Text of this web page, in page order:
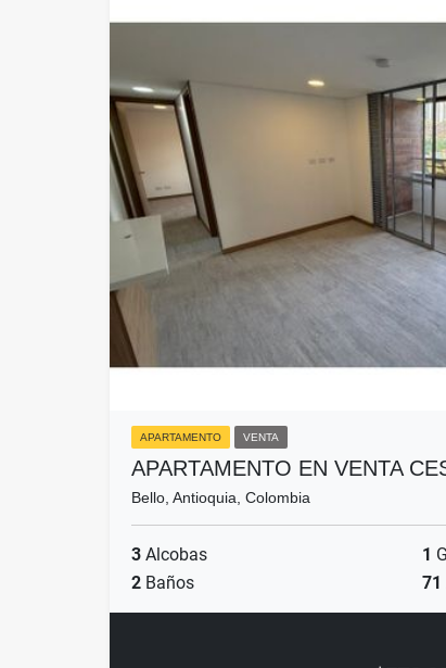
APARTAMENTO VENTA
APARTAMENTO EN VENTA
Bello, Antioquia, Colombia
3 Alcobas 1
2 Baños 71